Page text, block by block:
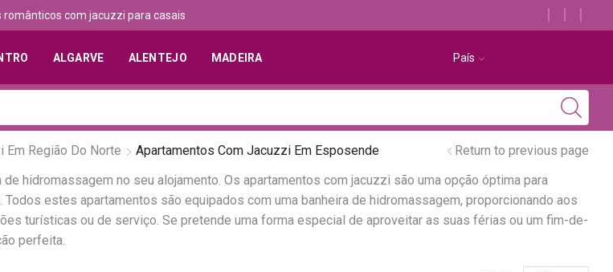
românticos com jacuzzi para casais
ALGARVE ALENTEJO MADEIRA País
Em Região Do Norte Apartamentos Com Jacuzzi Em Esposende
Return to previous page
hidromassagem no seu alojamento. Os apartamentos com jacuzzi são uma opção óptima para
estes apartamentos são equipados com uma banheira de hidromassagem, proporcionando aos
turísticas ou de serviço. Se pretende uma forma especial de aproveitar as suas férias ou um fim-de-
perfeita.